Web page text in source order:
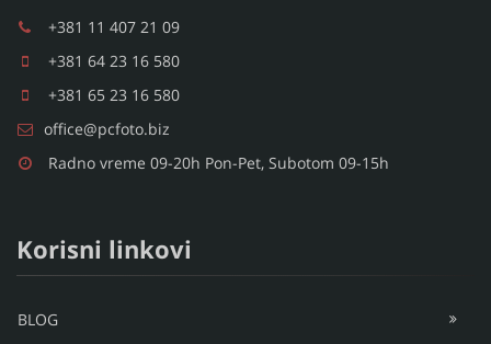
+381 11 407 21 09
+381 64 23 16 580
+381 65 23 16 580
office@pcfoto.biz
Radno vreme 09-20h Pon-Pet, Subotom 09-15h
Korisni linkovi
BLOG